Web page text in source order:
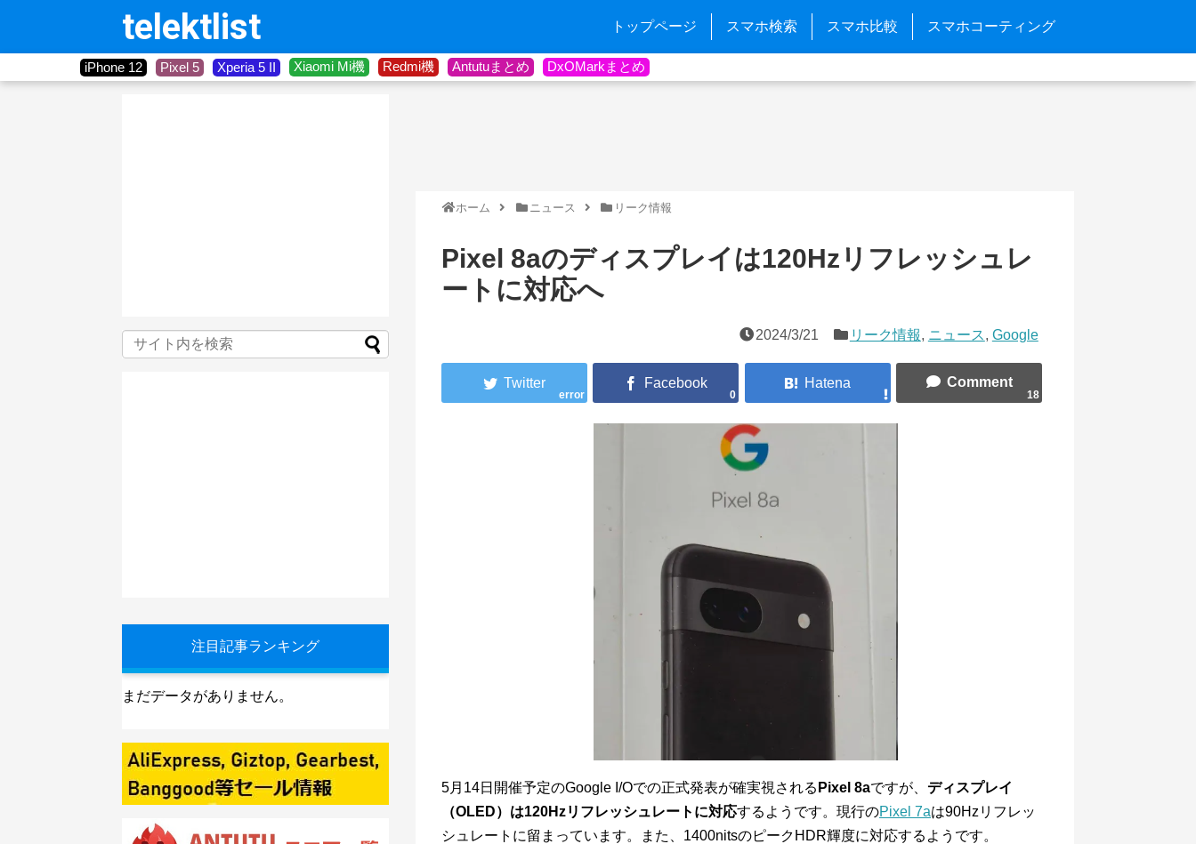
telektlist トップページ スマホ検索 スマホ比較 スマホコーティング
iPhone 12 Pixel 5 Xperia 5 II Xiaomi Mi機 Redmi機 Antutuまとめ DxOMarkまとめ
ホーム ニュース リーク情報
Pixel 8aのディスプレイは120Hzリフレッシュレ
ートに対応へ
2024/3/21 リーク情報, ニュース, Google
error 0 18
5月14日開催予定のGoogle I/Oでの正式発表が確実視される Pixel 8aですが、 ディスプレイ
（OLED）は120Hzリフレッシュレートに対応するようです。現行のPixel 7aは90Hzリフレッ
シュレートに留まっています。また、1400nitsのピークHDR輝度に対応するようです。
注目記事ランキング
まだデータがありません。